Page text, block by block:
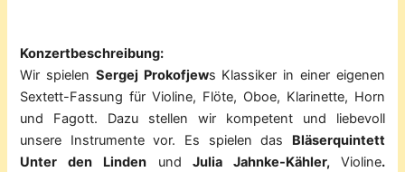
Konzertbeschreibung:
Wir spielen Sergej Prokofjews Klassiker in einer eigenen
Sextett-Fassung für Violine, Flöte, Oboe, Klarinette, Horn
und Fagott. Dazu stellen wir kompetent und liebevoll
unsere Instrumente vor. Es spielen das Bläserquintett
Unter den Linden und Julia Jahnke-Kähler, Violine.